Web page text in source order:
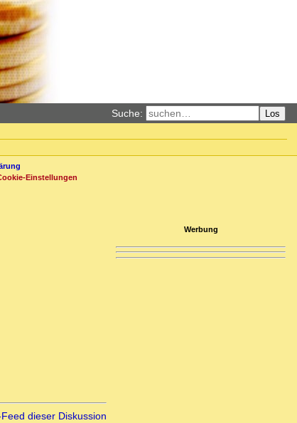
Suche: Los
Einstellungen
Feed dieser Diskussion
Werbung